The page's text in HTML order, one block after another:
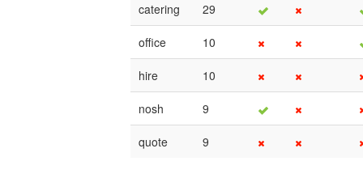
catering
29
office 10
hire 10
nosh 9
quote 9